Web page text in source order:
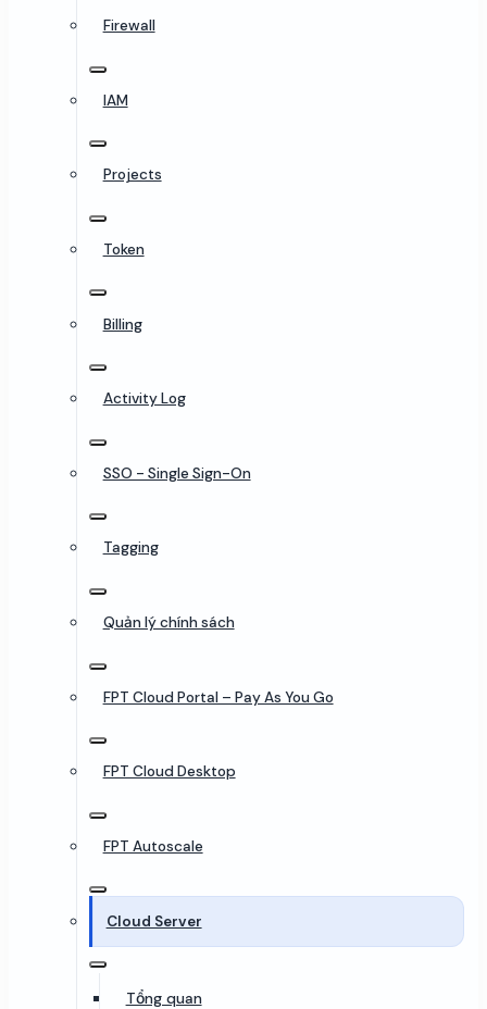
Firewall
IAM
Projects
Token
Billing
Activity Log
SSO - Single Sign-On
Tagging
Quản lý chính sách
FPT Cloud Portal – Pay As You Go
FPT Cloud Desktop
FPT Autoscale
Cloud Server
Tổng quan